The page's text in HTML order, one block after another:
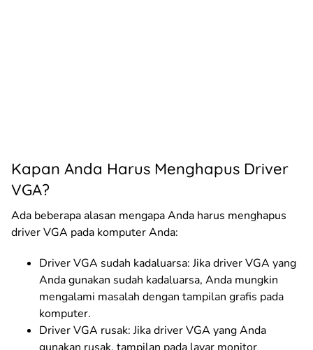
Kapan Anda Harus Menghapus Driver
VGA?
Ada beberapa alasan mengapa Anda harus menghapus
driver VGA pada komputer Anda:
Driver VGA sudah kadaluarsa: Jika driver VGA yang
Anda gunakan sudah kadaluarsa, Anda mungkin
mengalami masalah dengan tampilan grafis pada
komputer.
Driver VGA rusak: Jika driver VGA yang Anda